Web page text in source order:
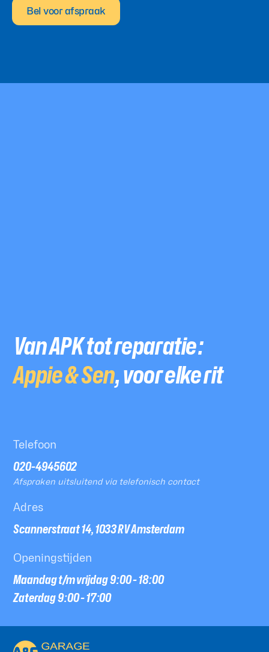
Bel voor afspraak
Van APK tot reparatie:
Appie & Sen, voor elke rit
Telefoon
020-4945602
Afspraken uitsluitend via telefonisch contact
Adres
Scannerstraat 14, 1033 RV Amsterdam
Openingstijden
Maandag t/m vrijdag 9:00 - 18:00
Zaterdag 9:00 - 17:00